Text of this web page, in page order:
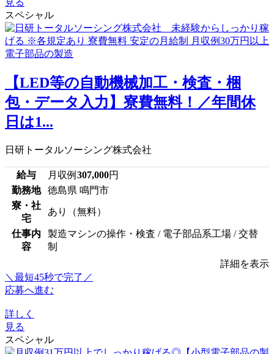
見る
スペシャル
【LED等の自動機械加工・検査・梱
包・データ入力】寮費無料！／年間休
日は1...
日研トータルソーシング株式会社
給与 月収例 307,000円
勤務地
徳島県 鳴門市
寮・社
宅
あり（無料）
仕事内
容
製造マシンの操作・検査 / 電子部品系工場 / 交替
制
詳細を表示
＼最短45秒で完了／
応募へ進む
詳しく
見る
スペシャル